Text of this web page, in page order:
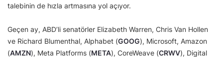
talebinin de hızla artmasına yol açıyor.
Geçen ay, ABD’li senatörler Elizabeth Warren, Chris Van Hollen
ve Richard Blumenthal, Alphabet (GOOG), Microsoft, Amazon
(AMZN), Meta Platforms (META), CoreWeave (CRWV), Digital